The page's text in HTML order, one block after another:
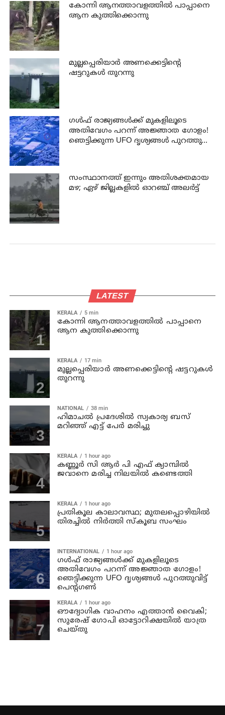
കോന്നി ആനത്താവളത്തില്‍ പാപ്പാനെ
ആന കുത്തിക്കൊന്നു
മുല്ലപ്പെരിയാര്‍ അണക്കെട്ടിന്റെ
ഷട്ടറുകള്‍ തുറന്നു
ഗൾഫ് രാജ്യങ്ങൾക്ക് മുകളിലൂടെ
അതിവേഗം പറന്ന് അജ്ഞാത ഗോളം!
ഞെട്ടിക്കുന്ന UFO ദൃശ്യങ്ങൾ പുറത്തുവിട്ട്
സംസ്ഥാനത്ത് ഇന്നും അതിശക്തമായ
മഴ; ഏഴ് ജില്ലകളില്‍ ഓറഞ്ച് അലര്‍ട്ട്
LATEST
KERALA 5 min
കോന്നി ആനത്താവളത്തില്‍ പാപ്പാനെ
ആന കുത്തിക്കൊന്നു
KERALA 17 min
മുല്ലപ്പെരിയാര്‍ അണക്കെട്ടിന്റെ ഷട്ടറുകള്‍
തുറന്നു
NATIONAL 38 min
ഹിമാചല്‍ പ്രദേശില്‍ സ്വകാര്യ ബസ്
മറിഞ്ഞ് എട്ട് പേര്‍ മരിച്ചു
KERALA 1 hour ago
കണ്ണൂര്‍ സി ആര്‍ പി എഫ് ക്യാമ്പില്‍
ജവാനെ മരിച്ച നിലയില്‍ കണ്ടെത്തി
KERALA 1 hour ago
പ്രതികൂല കാലാവസ്ഥ; മുതലപ്പൊഴിയില്‍
തിരച്ചില്‍ നിര്‍ത്തി സ്കൂബ സംഘം
INTERNATIONAL 1 hour ago
ഗൾഫ് രാജ്യങ്ങൾക്ക് മുകളിലൂടെ
അതിവേഗം പറന്ന് അജ്ഞാത ഗോളം!
ഞെട്ടിക്കുന്ന UFO ദൃശ്യങ്ങൾ പുറത്തുവിട്ട്
പെന്റഗൺ
KERALA 1 hour ago
ഔദ്യോഗിക വാഹനം എത്താന്‍ വൈകി;
സുരേഷ് ഗോപി ഓട്ടോറിക്ഷയില്‍ യാത്ര
ചെയ്തു